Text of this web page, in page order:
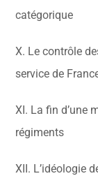
catégorique
X. Le contrôle
service de
XI. La fin d’une
régiments
XII. L’idéologie